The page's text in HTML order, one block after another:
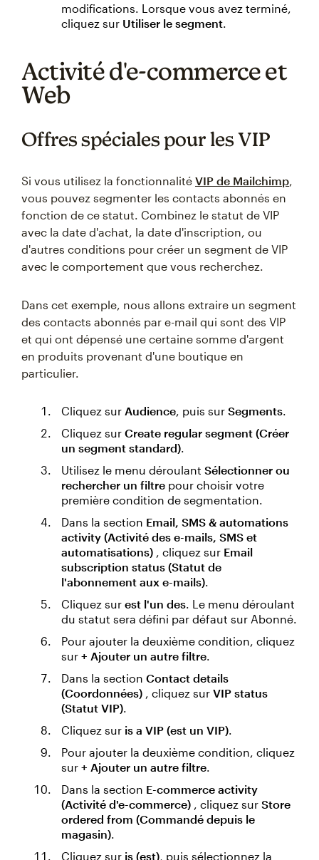
modifications. Lorsque vous avez terminé,
cliquez sur Utiliser le segment.
Activité d'e-commerce et
Web
Offres spéciales pour les VIP
Si vous utilisez la fonctionnalité VIP de Mailchimp,
vous pouvez segmenter les contacts abonnés en
fonction de ce statut. Combinez le statut de VIP
avec la date d'achat, la date d'inscription, ou
d'autres conditions pour créer un segment de VIP
avec le comportement que vous recherchez.
Dans cet exemple, nous allons extraire un segment
des contacts abonnés par e-mail qui sont des VIP
et qui ont dépensé une certaine somme d'argent
en produits provenant d'une boutique en
particulier.
Cliquez sur Audience, puis sur Segments.
Cliquez sur Create regular segment (Créer
un segment standard).
Utilisez le menu déroulant Sélectionner ou
rechercher un filtre pour choisir votre
première condition de segmentation.
Dans la section Email, SMS & automations
activity (Activité des e-mails, SMS et
automatisations) , cliquez sur Email
subscription status (Statut de
l'abonnement aux e-mails).
Cliquez sur est l'un des. Le menu déroulant
du statut sera défini par défaut sur Abonné.
Pour ajouter la deuxième condition, cliquez
sur + Ajouter un autre filtre.
Dans la section Contact details
(Coordonnées) , cliquez sur VIP status
(Statut VIP).
Cliquez sur is a VIP (est un VIP).
Pour ajouter la deuxième condition, cliquez
sur + Ajouter un autre filtre.
Dans la section E-commerce activity
(Activité d'e-commerce) , cliquez sur Store
ordered from (Commandé depuis le
magasin).
Cliquez sur is (est), puis sélectionnez la